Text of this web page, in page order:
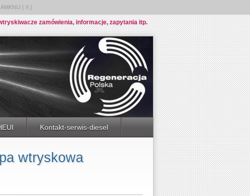
[ X ]
zamówienia, informacje, zapytania itp.
Kontakt-serwis-diesel
wtryskowa